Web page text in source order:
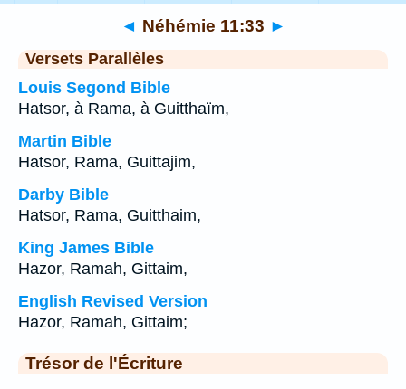
◄ Néhémie 11:33 ►
Versets Parallèles
Louis Segond Bible
Hatsor, à Rama, à Guitthaïm,
Martin Bible
Hatsor, Rama, Guittajim,
Darby Bible
Hatsor, Rama, Guitthaim,
King James Bible
Hazor, Ramah, Gittaim,
English Revised Version
Hazor, Ramah, Gittaim;
Trésor de l'Écriture